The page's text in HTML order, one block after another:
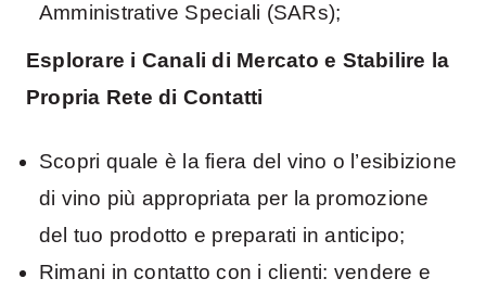
Amministrative Speciali (SARs);
Esplorare i Canali di Mercato e Stabilire la
Propria Rete di Contatti
Scopri quale è la fiera del vino o l’esibizione
di vino più appropriata per la promozione
del tuo prodotto e preparati in anticipo;
Rimani in contatto con i clienti: vendere e